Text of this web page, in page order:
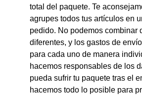
total del paquete. Te
agrupes todos tus artículos en
pedido. No podemos combinar
diferentes, y los gastos de
para cada uno de manera
hacemos responsables de los
pueda sufrir tu paquete tras el
hacemos todo lo posible para